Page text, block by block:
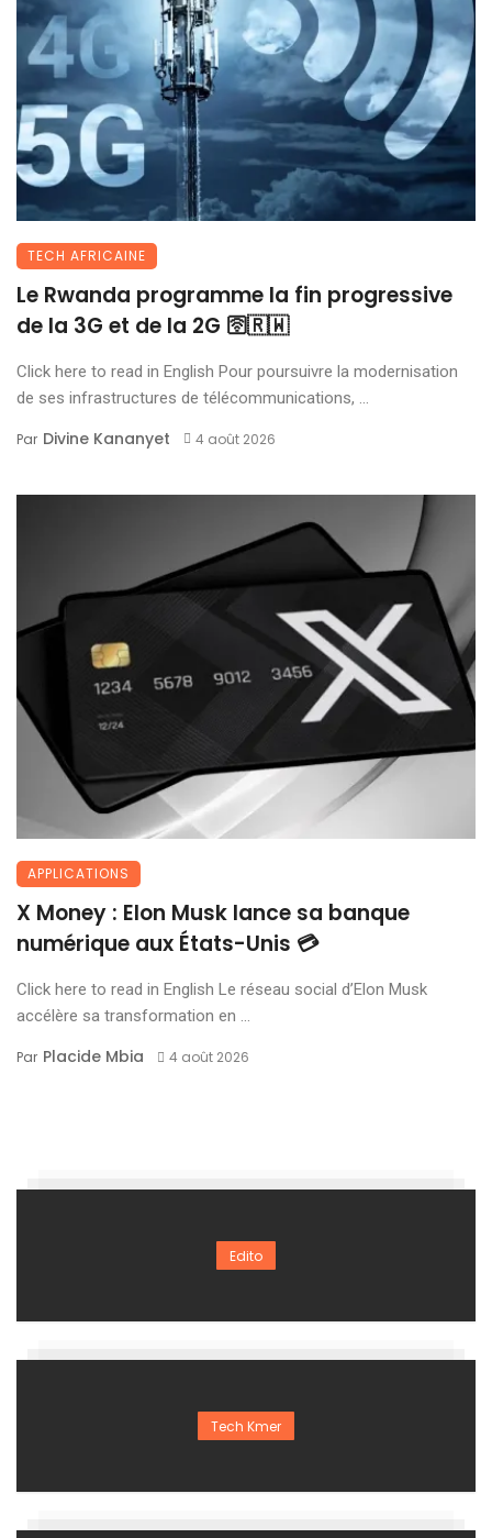
TECH AFRICAINE
Le Rwanda programme la fin progressive
de la 3G et de la 2G 🛜🇷🇼
Click here to read in English Pour poursuivre la modernisation
de ses infrastructures de télécommunications, ...
Par Divine Kananyet 4 août 2026
APPLICATIONS
X Money : Elon Musk lance sa banque
numérique aux États-Unis 💳
Click here to read in English Le réseau social d’Elon Musk
accélère sa transformation en ...
Par Placide Mbia 4 août 2026
Edito
Tech Kmer